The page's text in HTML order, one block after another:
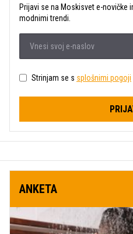
Prijavi se na Moskisvet e-novičke
modnimi trendi.
Strinjam se s splošnimi pogoji
ANKETA